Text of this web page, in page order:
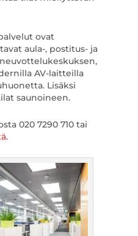
ovat
aula-, postitus- ja
AV-laitteilla
Lisäksi
saunoineen.
020 7290 710 tai
.